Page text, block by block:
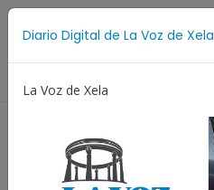
Diario Digital de La Voz de Xela
La Voz de Xela